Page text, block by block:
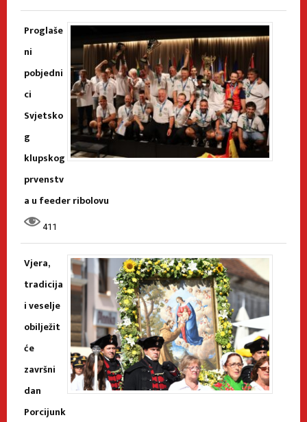
Proglaše
ni
pobjedni
ci
Svjetsko
g
klupskog
prvenstv
a u feeder ribolovu
411
Vjera,
tradicija
i veselje
obilježit
će
završni
dan
Porcijunk